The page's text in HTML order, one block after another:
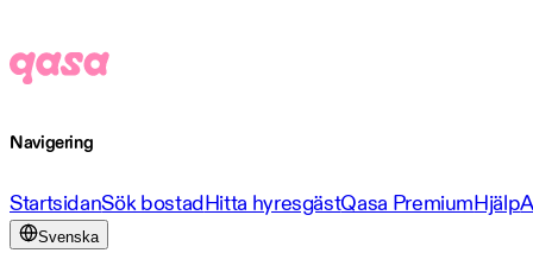
Navigering
StartsidanSök bostadHitta hyresgästQasa PremiumHjälp
Svenska